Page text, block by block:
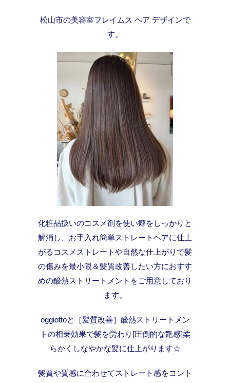
松山市の美容室フレイムス ヘア デザインで
す。
化粧品扱いのコスメ剤を使い癖をしっかりと
解消し、お手入れ簡単ストレートヘアに仕上
がるコスメストレートや自然な仕上がりで髪
の傷みを最小限＆髪質改善したい方におすす
めの酸熱ストリートメントをご用意しており
ます。
oggiottoと［髪質改善］酸熱ストリートメン
トの相乗効果で髪を労わり[圧倒的な艶感]柔
らかくしなやかな髪に仕上がります☆
髪質や質感に合わせてストレート感をコント